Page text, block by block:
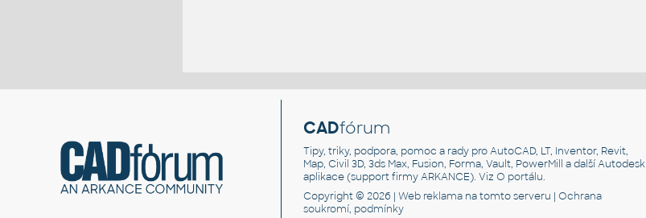
CADfórum
Tipy, triky, podpora, pomoc a rady pro AutoCAD, LT, Inventor, Revit,
Map, Civil 3D, 3ds Max, Fusion, Forma, Vault, PowerMill a další Autodesk
aplikace (support firmy ARKANCE). VizO portálu.
Copyright © 2026 |Web reklama na tomto serveru |Ochrana
soukromí, podmínky